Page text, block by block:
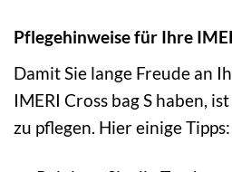
Pflegehinweise für Ihre
Damit Sie lange Freude an
IMERI Cross bag S haben,
zu pflegen. Hier einige Tipps: